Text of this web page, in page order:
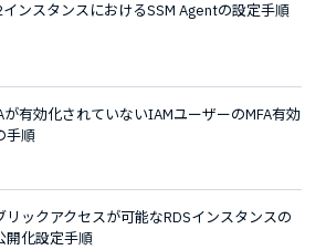
インスタンスにおけるSSM Agentの設定手順
が有効化されていないIAMユーザーのMFA有効
手順
リックアクセスが可能なRDSインスタンスの
開化設定手順